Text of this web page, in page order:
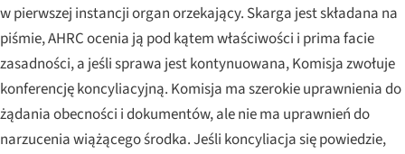
w pierwszej instancji organ orzekający. Skarga jest składana na
piśmie, AHRC ocenia ją pod kątem właściwości i prima facie
zasadności, a jeśli sprawa jest kontynuowana, Komisja zwołuje
konferencję koncyliacyjną. Komisja ma szerokie uprawnienia do
żądania obecności i dokumentów, ale nie ma uprawnień do
narzucenia wiążącego środka. Jeśli koncyliacja się powiedzie,